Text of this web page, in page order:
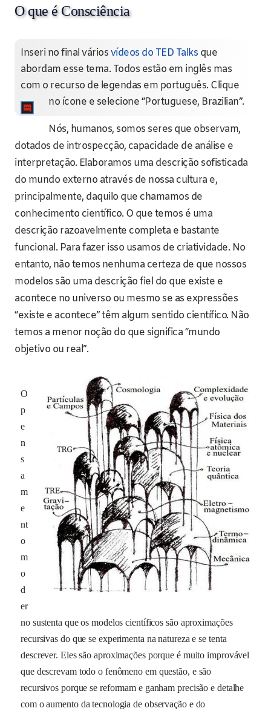
O que é Consciência
Inseri no final váriosvídeos do TED Talks que
abordam esse tema. Todos estão em inglês mas
com o recurso de legendas em português. Clique
no ícone e selecione “Portuguese, Brazilian”.
Nós, humanos, somos seres que observam,
dotados de introspecção, capacidade de análise e
interpretação. Elaboramos uma descrição sofisticada
do mundo externo através de nossa cultura e,
principalmente, daquilo que chamamos de
conhecimento científico. O que temos é uma
descrição razoavelmente completa e bastante
funcional. Para fazer isso usamos de criatividade. No
entanto, não temos nenhuma certeza de que nossos
modelos são uma descrição fiel do que existe e
acontece no universo ou mesmo se as expressões
“existe e acontece” têm algum sentido científico. Não
temos a menor noção do que significa “mundo
objetivo ou real”.
O
p
e
n
s
a
m
e
nt
o
m
o
d
er
no sustenta que os modelos científicos são aproximações
recursivas do que se experimenta na natureza e se tenta
descrever. Eles são aproximações porque é muito improvável
que descrevam todo o fenômeno em questão, e são
recursivos porque se reformam e ganham precisão e detalhe
com o aumento da tecnologia de observação e do